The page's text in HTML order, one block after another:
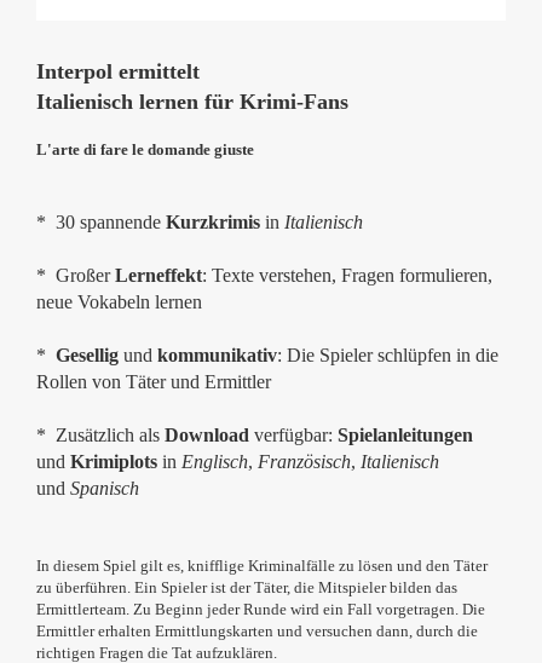
Interpol ermittelt
Italienisch lernen für Krimi-Fans
L'arte di fare le domande giuste
* 30 spannende Kurzkrimis in Italienisch
* GroßerLerneffekt: Texte verstehen, Fragen formulieren,
neue Vokabeln lernen
* Gesellig und kommunikativ: Die Spieler schlüpfen in die
Rollen von Täter und Ermittler
* Zusätzlich als Download verfügbar: Spielanleitungen
und Krimiplots in Englisch, Französisch, Italienisch
und Spanisch
In diesem Spiel gilt es, knifflige Kriminalfälle zu lösen und den Täter
zu überführen. Ein Spieler ist der Täter, die Mitspieler bilden das
Ermittlerteam. Zu Beginn jeder Runde wird ein Fall vorgetragen. Die
Ermittler erhalten Ermittlungskarten und versuchen dann, durch die
richtigen Fragen die Tat aufzuklären.